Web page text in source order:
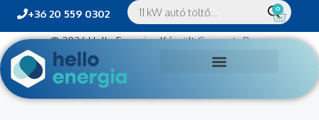
+36 20 559 0302 0
© 2026 Hello Energia• KészültGeneratePress